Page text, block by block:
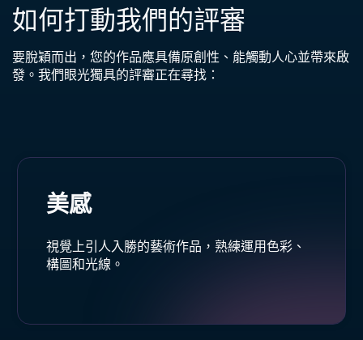
如何打動我們的評審
要脫穎而出，您的作品應具備原創性、能觸動人心並帶來啟
發。我們眼光獨具的評審正在尋找：
美感
視覺上引人入勝的藝術作品，熟練運用色彩、
構圖和光線。